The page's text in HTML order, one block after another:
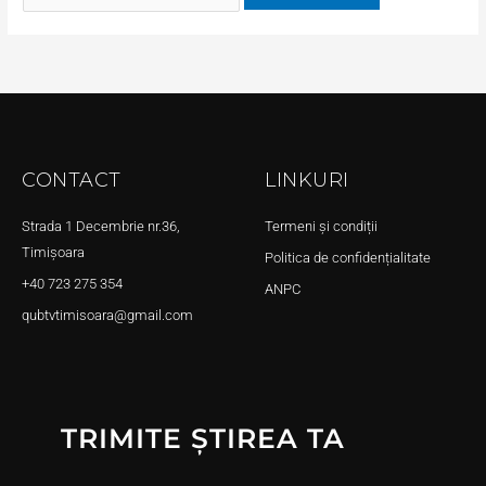
CONTACT
Strada 1 Decembrie nr.36,
Timișoara
+40 723 275 354
qubtvtimisoara@gmail.com
LINKURI
Termeni și condiții
Politica de confidențialitate
ANPC
TRIMITE ȘTIREA TA